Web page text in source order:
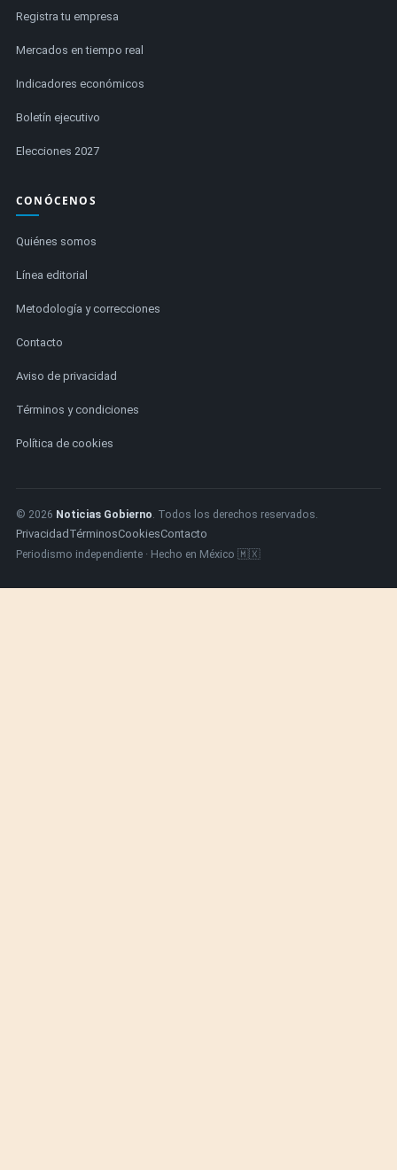
Registra tu empresa
Mercados en tiempo real
Indicadores económicos
Boletín ejecutivo
Elecciones 2027
CONÓCENOS
Quiénes somos
Línea editorial
Metodología y correcciones
Contacto
Aviso de privacidad
Términos y condiciones
Política de cookies
© 2026 Noticias Gobierno . Todos los derechos reservados.
Privacidad TérminosCookiesContacto
Periodismo independiente · Hecho en México 🇲🇽